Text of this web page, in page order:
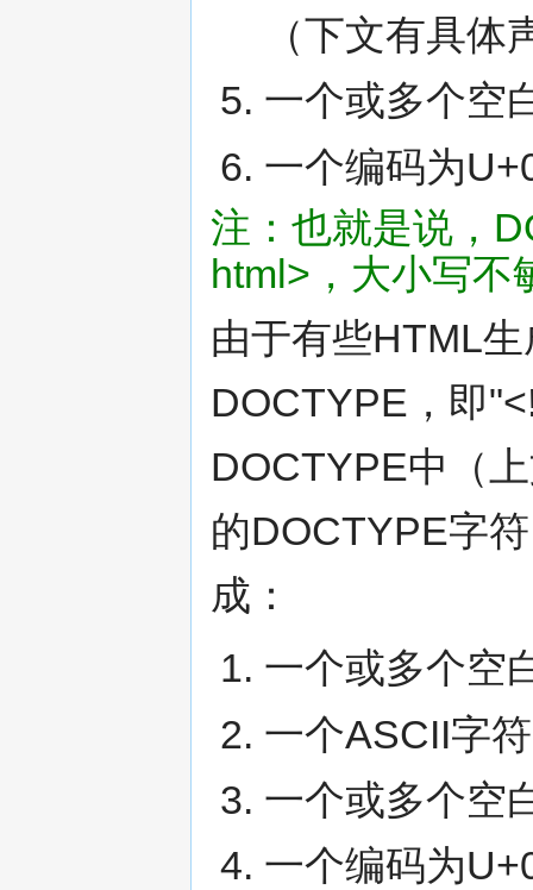
（下文有具体
一个或多个空
一个编码为
注：也就是说，
html>，大小写不
由于有些HTML
DOCTYPE，即
DOCTYPE中（
的DOCTYPE字
成：
一个或多个空
一个ASCII字
一个或多个空
一个编码为